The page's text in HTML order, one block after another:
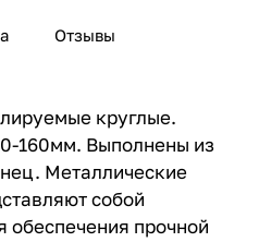
Отзывы
круглые.
160мм. Выполнены из
Металлические
собой
обеспечения прочной